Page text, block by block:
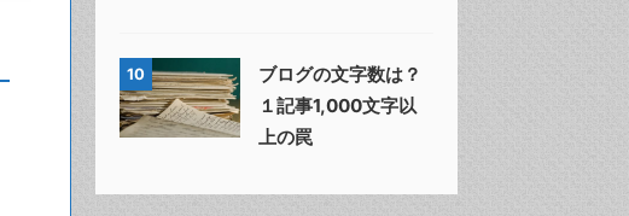
10
ブログの文字数は？
１記事1,000文字以
上の罠